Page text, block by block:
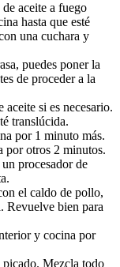
aceite a fuego
hasta que esté
una cuchara y
puedes poner la
de proceder a la
si es necesario.
translúcida.
por 1 minuto más.
por otros 2 minutos.
procesador de
el caldo de pollo,
Revuelve bien para
y cocina por
picado. Mezcla todo